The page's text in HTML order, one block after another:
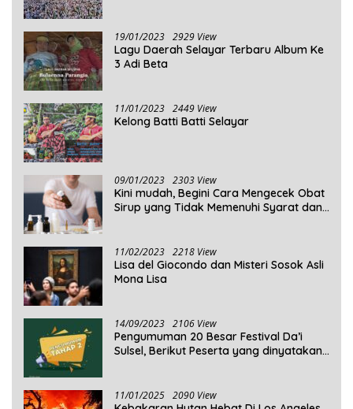
19/01/2023 2929 View
Lagu Daerah Selayar Terbaru Album Ke
3 Adi Beta
11/01/2023 2449 View
Kelong Batti Batti Selayar
09/01/2023 2303 View
Kini mudah, Begini Cara Mengecek Obat
Sirup yang Tidak Memenuhi Syarat dan
11/02/2023 2218 View
Lisa del Giocondo dan Misteri Sosok Asli
Mona Lisa
14/09/2023 2106 View
Pengumuman 20 Besar Festival Da’i
Sulsel, Berikut Peserta yang dinyatakan
11/01/2025 2090 View